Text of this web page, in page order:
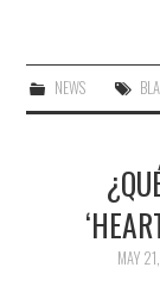
NEWS
MAY